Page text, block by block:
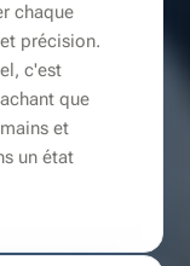
chaque
précision.
c'est
que
et
un état